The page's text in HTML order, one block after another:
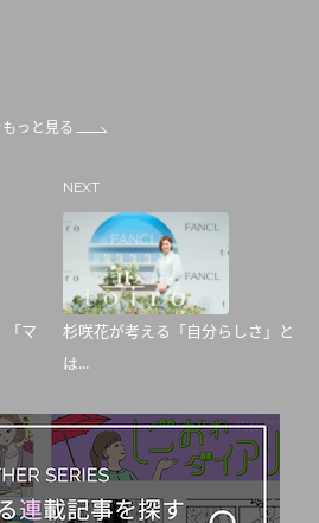
っと見る
マ
NEXT
杉咲花が考える「自分らしさ」と
は...